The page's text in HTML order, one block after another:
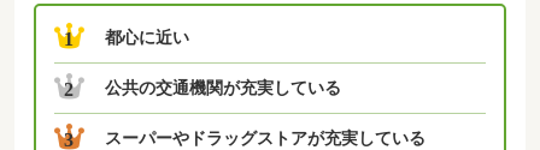
1 都心に近い
2 公共の交通機関が充実している
3 スーパーやドラッグストアが充実している